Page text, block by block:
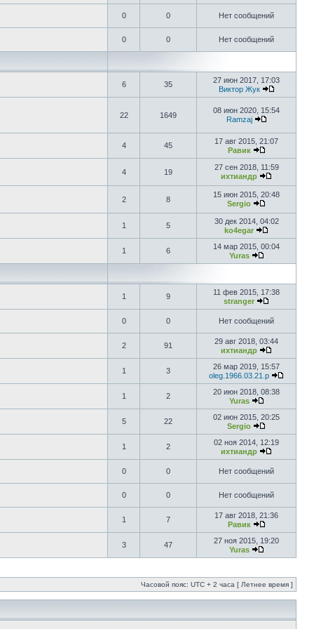
0 0 Нет сообщений
0 0 Нет сообщений
6 35
27 июн 2017, 17:03
Виктор Жук
22 1649
08 июн 2020, 15:54
Ramzaj
4 45
17 авг 2015, 21:07
Равик
4 19
27 сен 2018, 11:59
ихтиандр
2 8
15 июн 2015, 20:48
Sergio
1 5
30 дек 2014, 04:02
ko4egar
1 6
14 мар 2015, 00:04
Yuras
1 9
11 фев 2015, 17:38
stranger
0 0 Нет сообщений
2 91
29 авг 2018, 03:44
ихтиандр
1 3
26 мар 2019, 15:57
oleg.1966.03.21.p
1 2
20 июн 2018, 08:38
Yuras
5 22
02 июн 2015, 20:25
Sergio
1 2
02 ноя 2014, 12:19
ихтиандр
0 0 Нет сообщений
0 0 Нет сообщений
1 7
17 авг 2018, 21:36
Равик
3 47
27 ноя 2015, 19:20
Yuras
Часовой пояс: UTC + 2 часа [ Летнее время ]